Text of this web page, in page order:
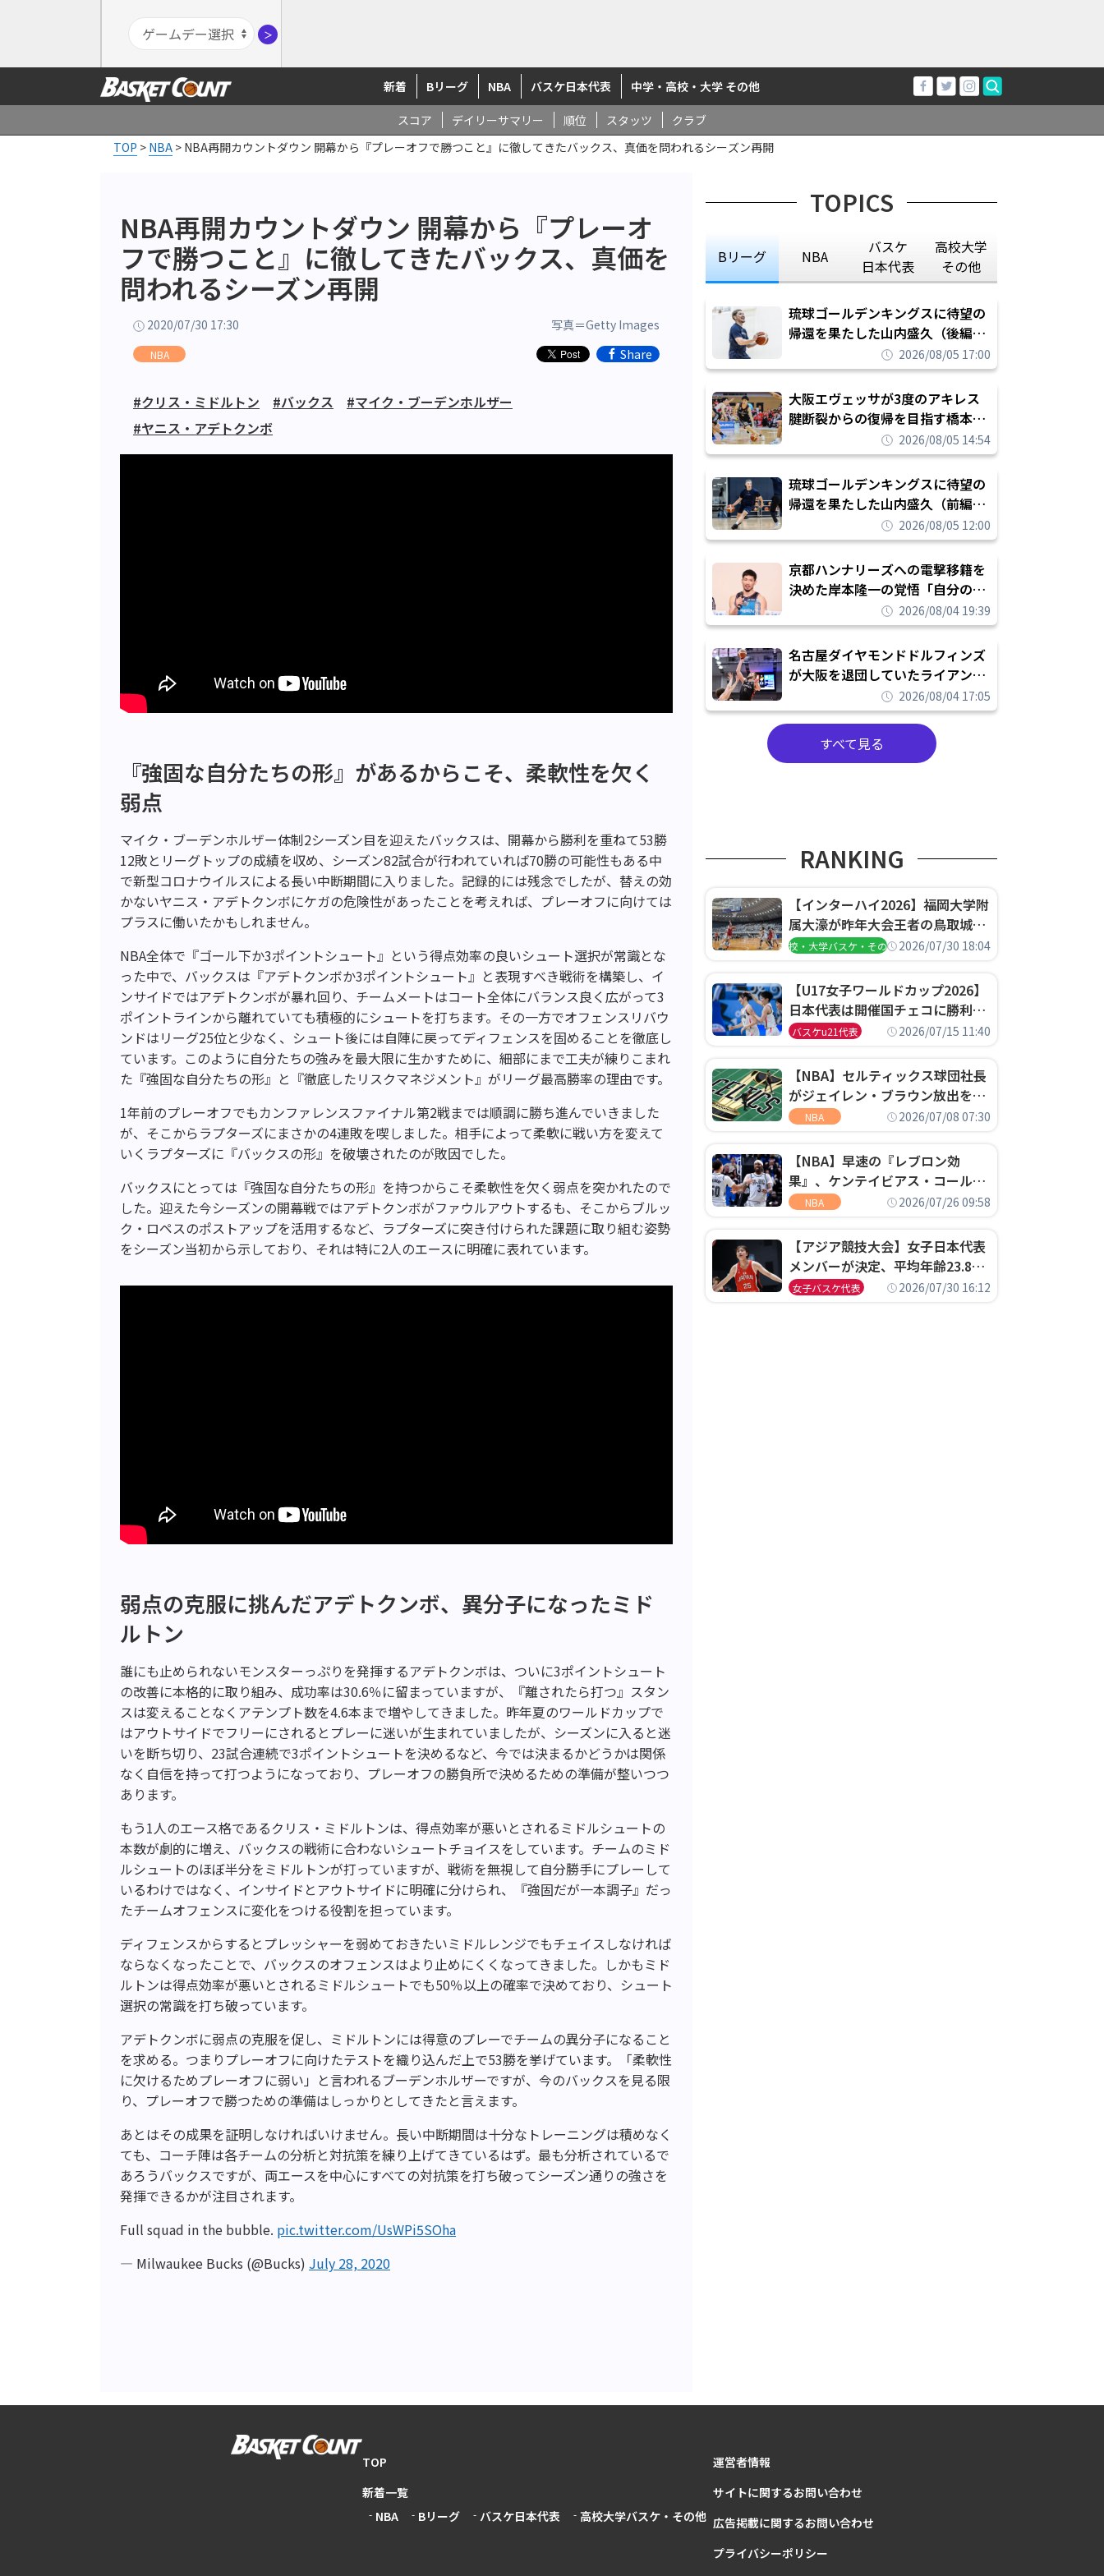
＞
新着 Bリーグ NBA バスケ日本代表 中学・高校・大学 その他
スコア デイリーサマリー 順位 スタッツ
クラブ
TOP > NBA > NBA再開カウントダウン 開幕から『プレーオフで勝つこと』に徹してきたバックス、真価を問われるシーズン再開
NBA再開カウントダウン 開幕から『プレーオ
フで勝つこと』に徹してきたバックス、真価を
問われるシーズン再開
2020/07/30 17:30 写真＝Getty Images
NBA Share
#クリス・ミドルトン #バックス
#マイク・ブーデンホルザー
#ヤニス・アデトクンボ
『強固な自分たちの形』があるからこそ、柔軟性を欠く
弱点
マイク・ブーデンホルザー体制2シーズン目を迎えたバックスは、開幕から勝利を重ねて53勝
12敗とリーグトップの成績を収め、シーズン82試合が行われていれば70勝の可能性もある中
で新型コロナウイルスによる長い中断期間に入りました。記録的には残念でしたが、替えの効
かないヤニス・アデトクンボにケガの危険性があったことを考えれば、プレーオフに向けては
プラスに働いたかもしれません。
NBA全体で『ゴール下か3ポイントシュート』という得点効率の良いシュート選択が常識とな
った中で、バックスは『アデトクンボか3ポイントシュート』と表現すべき戦術を構築し、イ
ンサイドではアデトクンボが暴れ回り、チームメートはコート全体にバランス良く広がって3
ポイントラインから離れていても積極的にシュートを打ちます。その一方でオフェンスリバウ
ンドはリーグ25位と少なく、シュート後には自陣に戻ってディフェンスを固めることを徹底し
ています。このように自分たちの強みを最大限に生かすために、細部にまで工夫が練りこまれ
た『強固な自分たちの形』と『徹底したリスクマネジメント』がリーグ最高勝率の理由です。
1年前のプレーオフでもカンファレンスファイナル第2戦までは順調に勝ち進んでいきました
が、そこからラプターズにまさかの4連敗を喫しました。相手によって柔軟に戦い方を変えて
いくラプターズに『バックスの形』を破壊されたのが敗因でした。
バックスにとっては『強固な自分たちの形』を持つからこそ柔軟性を欠く弱点を突かれたので
した。迎えた今シーズンの開幕戦ではアデトクンボがファウルアウトするも、そこからブルッ
ク・ロペスのポストアップを活用するなど、ラプターズに突き付けられた課題に取り組む姿勢
をシーズン当初から示しており、それは特に2人のエースに明確に表れています。
弱点の克服に挑んだアデトクンボ、異分子になったミド
ルトン
誰にも止められないモンスターっぷりを発揮するアデトクンボは、ついに3ポイントシュート
の改善に本格的に取り組み、成功率は30.6％に留まっていますが、『離されたら打つ』スタン
スは変えることなくアテンプト数を4.6本まで増やしてきました。昨年夏のワールドカップで
はアウトサイドでフリーにされるとプレーに迷いが生まれていましたが、シーズンに入ると迷
いを断ち切り、23試合連続で3ポイントシュートを決めるなど、今では決まるかどうかは関係
なく自信を持って打つようになっており、プレーオフの勝負所で決めるための準備が整いつつ
あります。
もう1人のエース格であるクリス・ミドルトンは、得点効率が悪いとされるミドルシュートの
本数が劇的に増え、バックスの戦術に合わないシュートチョイスをしています。チームのミド
ルシュートのほぼ半分をミドルトンが打っていますが、戦術を無視して自分勝手にプレーして
いるわけではなく、インサイドとアウトサイドに明確に分けられ、『強固だが一本調子』だっ
たチームオフェンスに変化をつける役割を担っています。
ディフェンスからするとプレッシャーを弱めておきたいミドルレンジでもチェイスしなければ
ならなくなったことで、バックスのオフェンスはより止めにくくなってきました。しかもミド
ルトンは得点効率が悪いとされるミドルシュートでも50％以上の確率で決めており、シュート
選択の常識を打ち破っています。
アデトクンボに弱点の克服を促し、ミドルトンには得意のプレーでチームの異分子になること
を求める。つまりプレーオフに向けたテストを織り込んだ上で53勝を挙げています。「柔軟性
に欠けるためプレーオフに弱い」と言われるブーデンホルザーですが、今のバックスを見る限
り、プレーオフで勝つための準備はしっかりとしてきたと言えます。
あとはその成果を証明しなければいけません。長い中断期間は十分なトレーニングは積めなく
ても、コーチ陣は各チームの分析と対抗策を練り上げてきているはず。最も分析されているで
あろうバックスですが、両エースを中心にすべての対抗策を打ち破ってシーズン通りの強さを
発揮できるかが注目されます。
Full squad in the bubble. pic.twitter.com/UsWPi5SOha
— Milwaukee Bucks (@Bucks) July 28, 2020
TOPICS
Bリーグ NBA
バスケ
日本代表
高校大学
その他
琉球ゴールデンキングスに待望の
帰還を果たした山内盛久（後編）
「1人のウチナーンチュとしてみ
んなが誇りに思えるチームにして
いく」
2026/08/05 17:00
大阪エヴェッサが3度のアキレス
腱断裂からの復帰を目指す橋本拓
哉と契約を締結「もう一度コート
に立ちたい」
2026/08/05 14:54
琉球ゴールデンキングスに待望の
帰還を果たした山内盛久（前編）
「キングスが積み上げてきたもの
を次の世代に繋いでいくのがやり
甲斐」
2026/08/05 12:00
京都ハンナリーズへの電撃移籍を
決めた岸本隆一の覚悟「自分のエ
ゴというちっぽけなことのため
に、京都に来たわけではない」
2026/08/04 19:39
名古屋ダイヤモンドドルフィンズ
が大阪を退団していたライアン・
ルーサーを獲得「最高のチームメ
イトになれるよう頑張ります」
2026/08/04 17:05
すべて見る
RANKING
【インターハイ2026】福岡大学附
属大濠が昨年大会王者の鳥取城北
を撃破、大阪薫英女学院は岐阜女
高校・大学バスケ・その他2026/07/30 18:04
【U17女子ワールドカップ2026】
日本代表は開催国チェコに勝利し
て予選グループ3連勝で首位通
決定
バスケu21代表 2026/07/15 11:40
【NBA】セルティックス球団社長
がジェイレン・ブラウン放出を説
明「キャップの70％が2人の選手
NBA 2026/07/08 07:30
【NBA】早速の『レブロン効
果』、ケンテイビアス・コールド
ウェル・ポープがセブンティシク
NBA 2026/07/26 09:58
【アジア競技大会】女子日本代表
メンバーが決定、平均年齢23.8歳
のフレッシュなメンバーが日本開
女子バスケ代表 2026/07/30 16:12
TOP
新着一覧
NBA
Bリーグ バスケ日本代表 高校大学バスケ・その他
運営者情報
サイトに関するお問い合わせ
広告掲載に関するお問い合わせ
プライバシーポリシー